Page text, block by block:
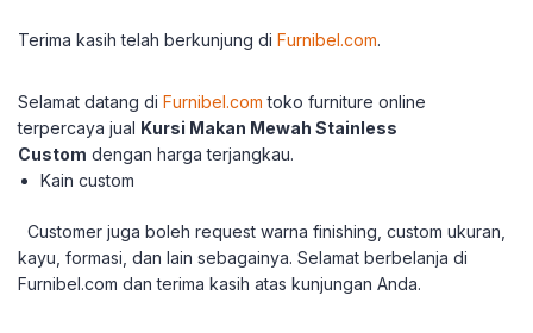
Terima kasih telah berkunjung di Furnibel.com.
Selamat datang di Furnibel.com toko furniture online
terpercaya jual Kursi Makan Mewah Stainless
Custom dengan harga terjangkau.
Kain custom
Customer juga boleh request warna finishing, custom ukuran,
kayu, formasi, dan lain sebagainya. Selamat berbelanja di
Furnibel.com dan terima kasih atas kunjungan Anda.